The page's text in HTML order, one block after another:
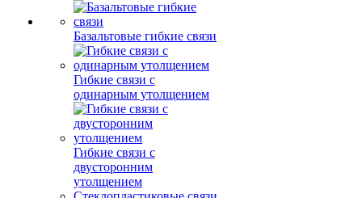
Базальтовые гибкие связи
Гибкие связи с
одинарным утолщением
Гибкие связи с
двусторонним
утолщением